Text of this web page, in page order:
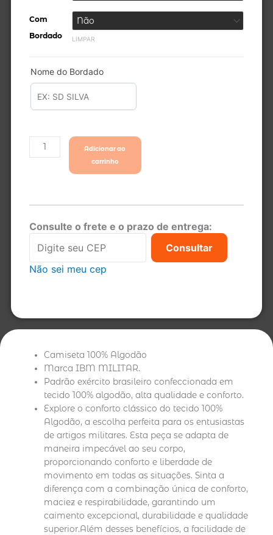
Com
Bordado
LIMPAR
Nome do Bordado
Militar
Camuflada
Adicionar ao
carrinho
Consulte o frete e o prazo de entrega:
Consultar
Não sei meu cep
Camiseta 100% Algodão
Marca IBM MILITAR.
Padrão exército brasileiro confeccionada em
tecido 100% algodão, alta qualidade e conforto.
Explore o conforto clássico do tecido 100%
Algodão, a escolha perfeita para os entusiastas
de artigos militares. Esta peça se adapta de
maneira impecável ao seu corpo,
proporcionando conforto e liberdade de
movimento em todas as situações. Sinta a
diferença com a combinação única de conforto,
maciez e respirabilidade, garantindo um
caimento excepcional, durabilidade e qualidade
superior.Além desses benefícios, a facilidade de